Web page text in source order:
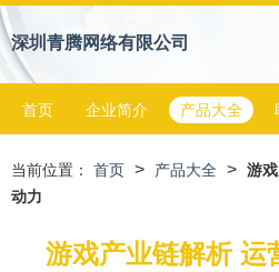
深圳青腾网络有限公司
首页 企业简介 产品大全
当前位置： 首页 > 产品大全 > 游
动力
游戏产业链解析 运